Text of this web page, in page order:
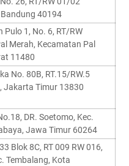
40194
1, No. 6, RT/RW
Merah, Kecamatan Pal
11480
No. 80B, RT.15/RW.5
Jakarta Timur 13830
DR. Soetomo, Kec.
Jawa Timur 60264
Blok 8C, RT 009 RW 016,
Tembalang, Kota